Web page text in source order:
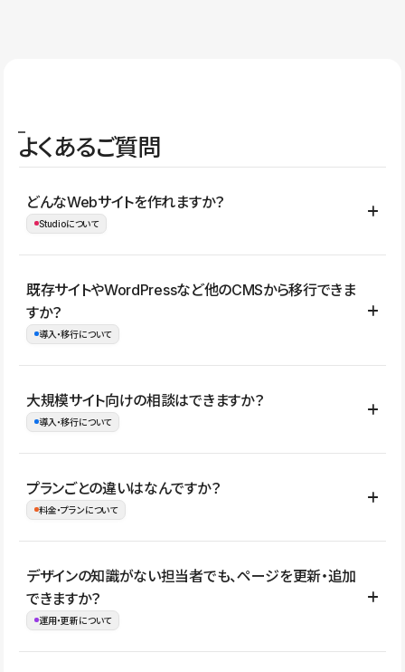
よくあるご質問
どんなWebサイトを作れますか？
Studioについて
コーポレートサイト、サービスサイト、LP、採用サイト、ブロ
グ・メディア、イベントサイト、店舗・商品紹介サイト、ポートフ
ォリオなど幅広く制作できます。
既存サイトやWordPressなど他のCMSから移行できま
すか？
導入・移行について
はい。既存サイトの構成やコンテンツ、URLを整理したうえで、
Studio上に再構築する形で移行できます。 WordPressの場合は、
イト全体のデザインや設定がそのまま移行されるわけではないた
め、移行後にページ構成やデザイン、CMS設計、URL・リダイレク
大規模サイト向けの相談はできますか？
導入・移行について
はい。アクセス規模が大きいサイトや、複数部門での運用、権限管
理、セキュリティ確認、既存システムとの連携など、個別の要件が
ない段階でも、お問い合わせください。
お問合せはこちら
プランごとの違いはなんですか？
料金・プランについて
公開ページ数、バージョン履歴の期間、CMS利用数の上限、権限
管理の有無などがプランごとに異なります。詳しくは料金プランペ
ージをご覧ください。
デザインの知識がない担当者でも、ページを更新・追加
できますか？
運用・更新について